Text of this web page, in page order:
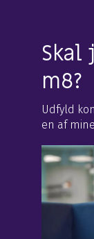
m8?
Udfyld
en af